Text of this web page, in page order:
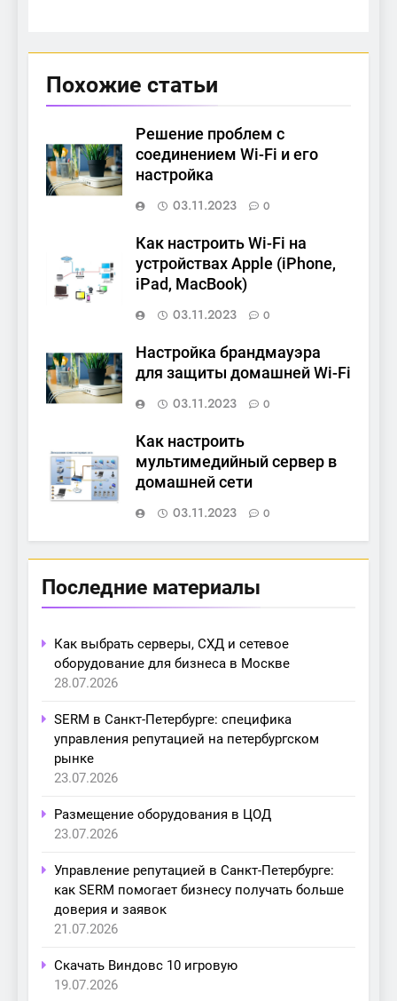
Похожие статьи
Решение проблем с
соединением Wi-Fi и его
настройка
03.11.2023
0
Как настроить Wi-Fi на
устройствах Apple (iPhone,
iPad, MacBook)
03.11.2023
0
Настройка брандмауэра
для защиты домашней Wi-Fi
03.11.2023
0
Как настроить
мультимедийный сервер в
домашней сети
03.11.2023
0
Последние материалы
Как выбрать серверы, СХД и сетевое
оборудование для бизнеса в Москве
28.07.2026
SERM в Санкт-Петербурге: специфика
управления репутацией на петербургском
рынке
23.07.2026
Размещение оборудования в ЦОД
23.07.2026
Управление репутацией в Санкт-Петербурге:
как SERM помогает бизнесу получать больше
доверия и заявок
21.07.2026
Скачать Виндовс 10 игровую
19.07.2026